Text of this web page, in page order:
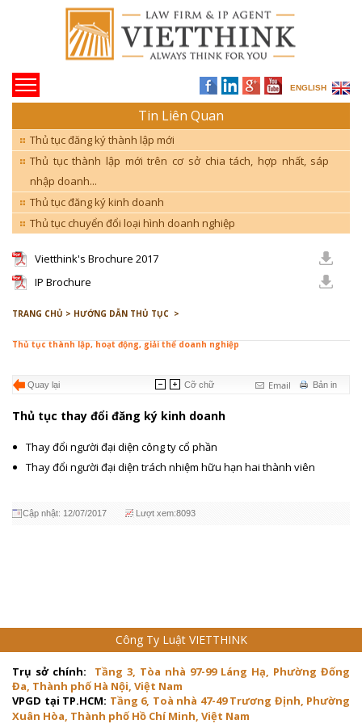
ENGLISH
Tin Liên Quan
Thủ tục đăng ký thành lập mới
Thủ tục thành lập mới trên cơ sở chia tách, hợp nhất, sáp
nhập doanh...
Thủ tục đăng ký kinh doanh
Thủ tục chuyển đổi loại hình doanh nghiệp
Vietthink's Brochure 2017
IP Brochure
TRANG CHỦ > HƯỚNG DẪN THỦ TỤC >
Thủ tục thành lập, hoạt động, giải thể doanh nghiệp
Quay lại Bản in
Email
Cỡ chữ
Thủ tục thay đổi đăng ký kinh doanh
Thay đổi người đại diện công ty cổ phần
Thay đổi người đại diện trách nhiệm hữu hạn hai thành viên
Cập nhật: 12/07/2017 Lượt xem:8093
Công Ty Luật VIETTHINK
Trụ sở chính:
Tầng 3, Tòa nhà 97-99 Láng Hạ, Phường Đống
Đa, Thành phố Hà Nội, Việt Nam
VPGD tại TP.HCM: Tầng 6, Toà nhà 47-49 Trương Định, Phường
Xuân Hòa, Thành phố Hồ Chí Minh, Việt Nam